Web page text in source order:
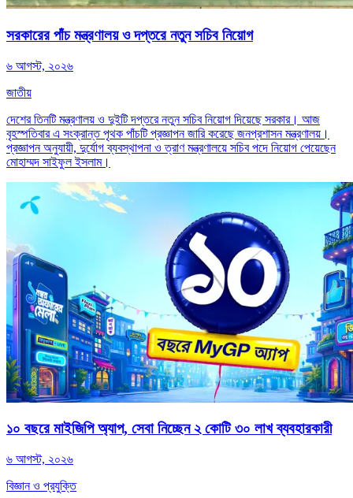
সরকারের পাঁচ মন্ত্রণালয় ও দপ্তরে নতুন সচিব নিয়োগ
৬ আগস্ট, ২০২৬
জাতীয়
দেশের তিনটি মন্ত্রণালয় ও দুইটি দপ্তরে নতুন সচিব নিয়োগ দিয়েছে সরকার। আজ
বৃহস্পতিবার এ সংক্রান্ত পৃথক পাঁচটি প্রজ্ঞাপন জারি করেছে জনপ্রশাসন মন্ত্রণালয়।
প্রজ্ঞাপন অনুযায়ী, দুর্যোগ ব্যবস্থাপনা ও ত্রাণ মন্ত্রণালয়ে সচিব পদে নিয়োগ পেয়েছেন
মোহাম্মদ সাইফুল ইসলাম।
১০ বছরে মাইজিপি অ্যাপ, সেবা নিচ্ছেন ২ কোটি ৩০ লাখ ব্যবহারকারী
৬ আগস্ট, ২০২৬
বিজ্ঞান ও প্রযুক্তি